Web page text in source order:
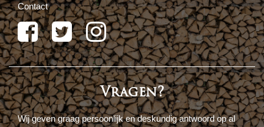
Contact
Vragen?
Wij geven graag persoonlijk en deskundig antwoord op al